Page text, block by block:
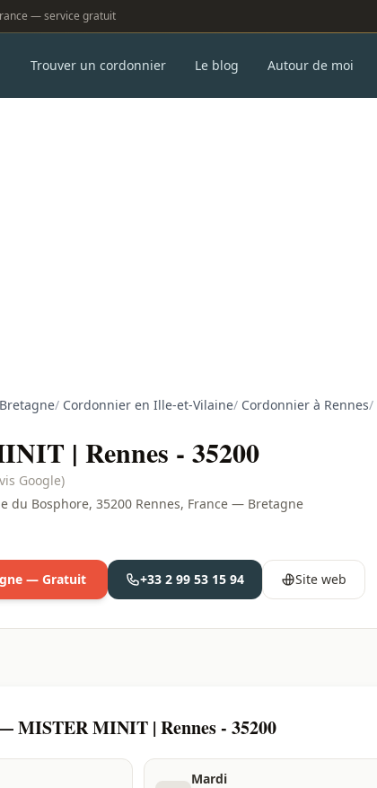
— service gratuit
Trouver un cordonnier Le blog Autour de moi
/ Cordonnier en Ille-et-Vilaine/ Cordonnier à Rennes/
| Rennes - 35200
Google)
du Bosphore, 35200 Rennes, France — Bretagne
— Gratuit +33 2 99 53 15 94 Site web
MISTER MINIT | Rennes - 35200
Mardi